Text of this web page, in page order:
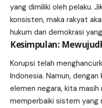
yang dimiliki oleh pelaku.
konsisten, maka rakyat
hukum dan demokrasi
Kesimpulan:
Korupsi telah
Indonesia. Namun,
elemen negara, kita
memperbaiki sistem yang